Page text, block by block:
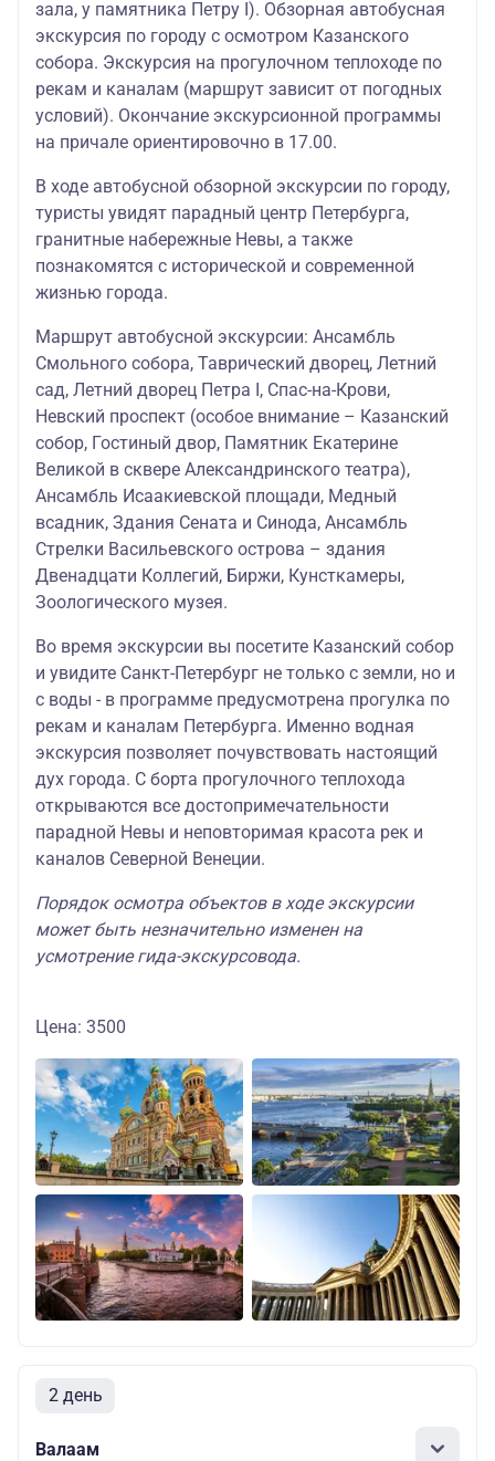
зала, у памятника Петру I). Обзорная автобусная
экскурсия по городу с осмотром Казанского
собора. Экскурсия на прогулочном теплоходе по
рекам и каналам (маршрут зависит от погодных
условий). Окончание экскурсионной программы
на причале ориентировочно в 17.00.
В ходе автобусной обзорной экскурсии по городу,
туристы увидят парадный центр Петербурга,
гранитные набережные Невы, а также
познакомятся с исторической и современной
жизнью города.
Маршрут автобусной экскурсии: Ансамбль
Смольного собора, Таврический дворец, Летний
сад, Летний дворец Петра I, Спас-на-Крови,
Невский проспект (особое внимание – Казанский
собор, Гостиный двор, Памятник Екатерине
Великой в сквере Александринского театра),
Ансамбль Исаакиевской площади, Медный
всадник, Здания Сената и Синода, Ансамбль
Стрелки Васильевского острова – здания
Двенадцати Коллегий, Биржи, Кунсткамеры,
Зоологического музея.
Во время экскурсии вы посетите Казанский собор
и увидите Санкт-Петербург не только с земли, но и
с воды - в программе предусмотрена прогулка по
рекам и каналам Петербурга. Именно водная
экскурсия позволяет почувствовать настоящий
дух города. С борта прогулочного теплохода
открываются все достопримечательности
парадной Невы и неповторимая красота рек и
каналов Северной Венеции.
Порядок осмотра объектов в ходе экскурсии
может быть незначительно изменен на
усмотрение гида-экскурсовода.
Цена: 3500
2 день
Валаам